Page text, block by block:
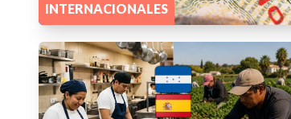
INTERNACIONALES